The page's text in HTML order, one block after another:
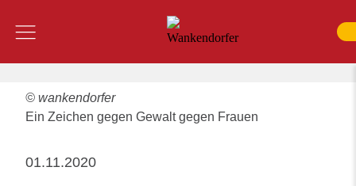
Menü
© wankendorfer
Ein Zeichen gegen Gewalt gegen Frauen
01.11.2020